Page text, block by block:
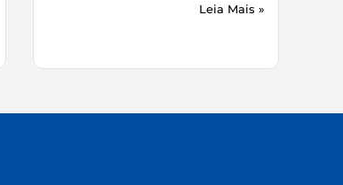
Leia Mais »